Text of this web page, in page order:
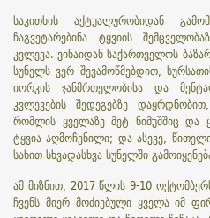
საკითხის აქტუალურობიდან
ჩაგვეტარებინა ტყვიის
კვლევა. ვინაიდან საქართველოს
სუნელს ვერ შევამოწმებდით,
იორკის ჯანმრთელობისა და
კვლევების შედეგებზე
რომლის ყველაზე მეტ ნიმუშშიც და
ტყვია აღმოჩენილი; და ასევე,
სახით სხვადასხვა სუნელში
ამ მიზნით, 2017 წლის 9-10
ჩვენს მიერ მოძიებული ყველა იმ